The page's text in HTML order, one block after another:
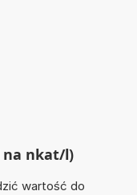
na nkat/l)
wartość do